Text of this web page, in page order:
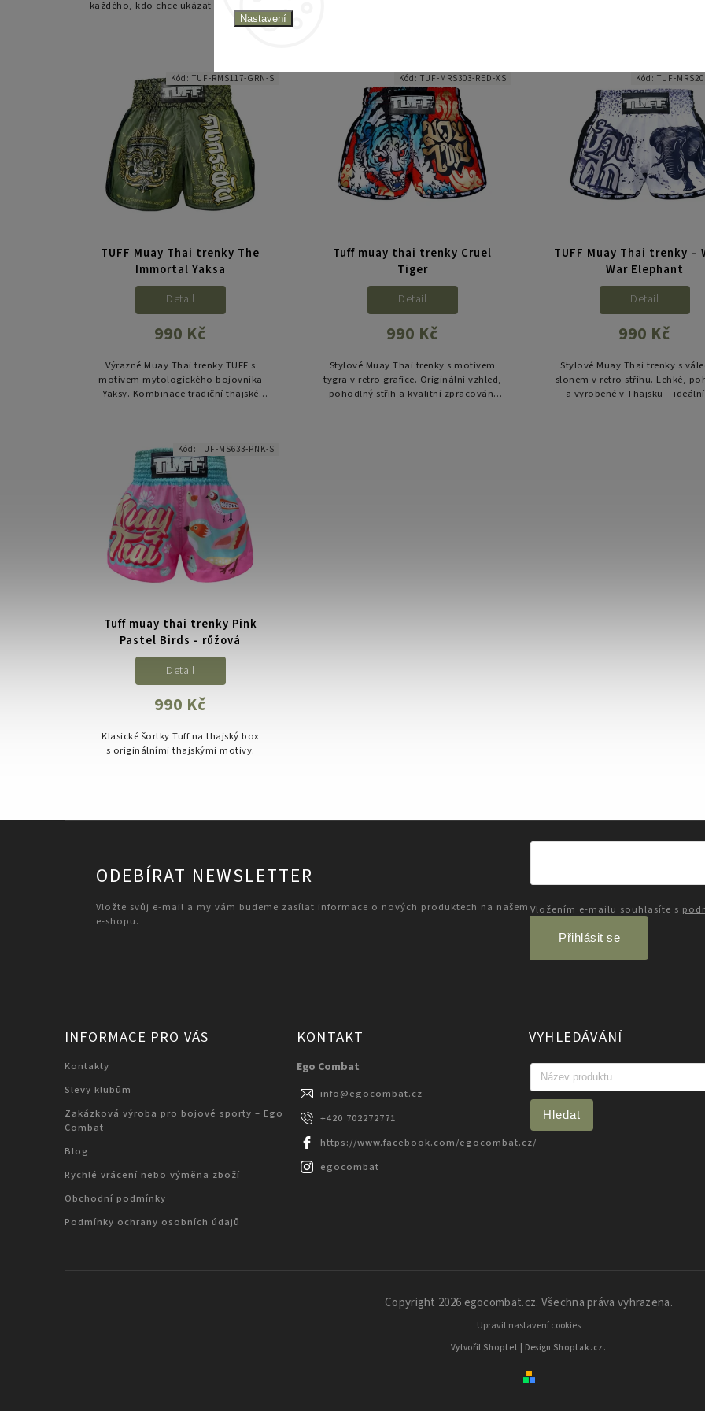
Nastavení
každého, kdo chce ukázat neústupnost
a sílu – v ringu i mimo něj.
TUFF Muay Thai trenky The
Immortal Yaksa
990 Kč
Detail
Výrazné Muay Thai trenky TUFF s
motivem mytologického bojovníka
Yaksy. Kombinace tradiční thajské
Kód:TUF-RMS117-GRN-S
Tuff muay thai trenky Cruel
Tiger
990 Kč
Detail
Stylové Muay Thai trenky s motivem
tygra v retro grafice. Originální vzhled,
pohodlný střih a kvalitní zpracování
Kód:TUF-MRS303-RED-XS
TUFF Muay Thai trenky –
War Elephant
990 Kč
Detail
Stylové Muay Thai trenky s
slonem v retro střihu. Lehké,
a vyrobené v Thajsku –
Kód:TUF-
Tuff muay thai trenky Pink
Pastel Birds - růžová
990 Kč
Detail
Klasické šortky Tuff na thajský box
s originálními thajskými motivy.
Kód:TUF-MS633-PNK-S
ODEBÍRAT NEWSLETTER
Vložte svůj e-mail a my vám budeme zasílat informace o nových produktech na našem
e-shopu.
Vložením e-mailu souhlasíte s
Přihlásit se
INFORMACE PRO VÁS
Kontakty
Slevy klubům
Zakázková výroba pro bojové sporty – Ego
Combat
Blog
Rychlé vrácení nebo výměna zboží
Obchodní podmínky
Podmínky ochrany osobních údajů
KONTAKT
Ego Combat
info@egocombat.cz
+420 702272771
https://www.facebook.com/egocombat.cz/
egocombat
VYHLEDÁVÁNÍ
Hledat
Copyright 2026 egocombat.cz. Všechna práva vyhrazena.
Upravit nastavení cookies
Vytvořil Shoptet | Design Shoptak.cz.